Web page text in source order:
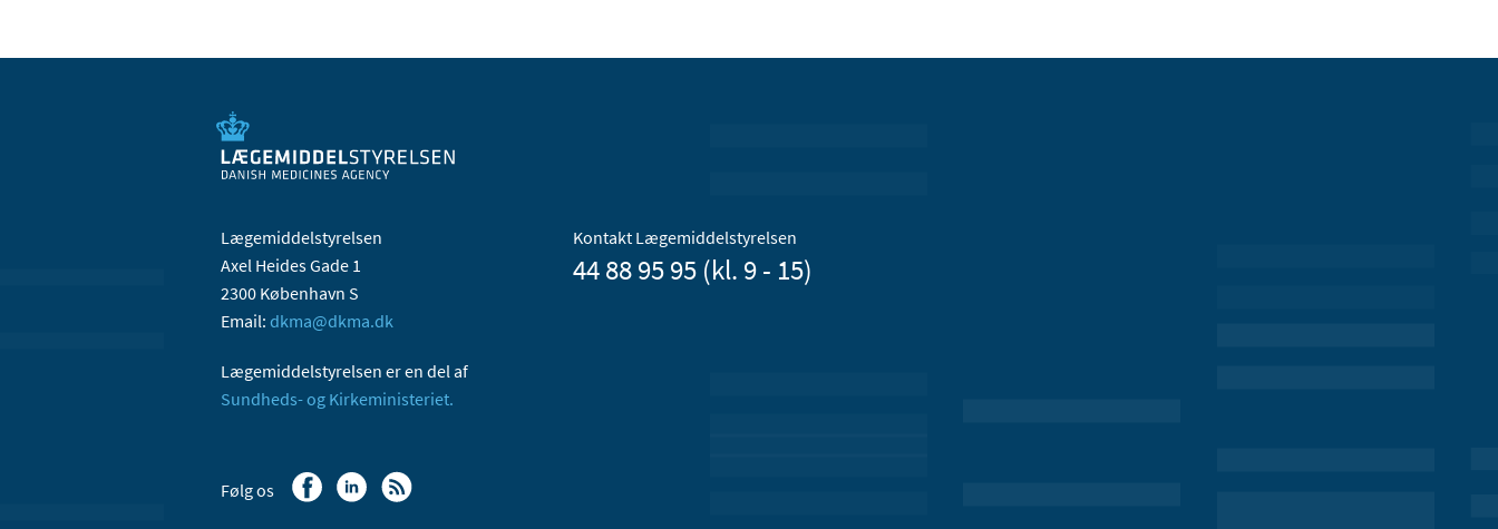
Lægemiddelstyrelsen
Axel Heides Gade 1
2300 København S
Email: dkma@dkma.dk
Lægemiddelstyrelsen er en del af
Sundheds- og Kirkeministeriet.
Kontakt Lægemiddelstyrelsen
44 88 95 95 (kl. 9 - 15)
Følg os